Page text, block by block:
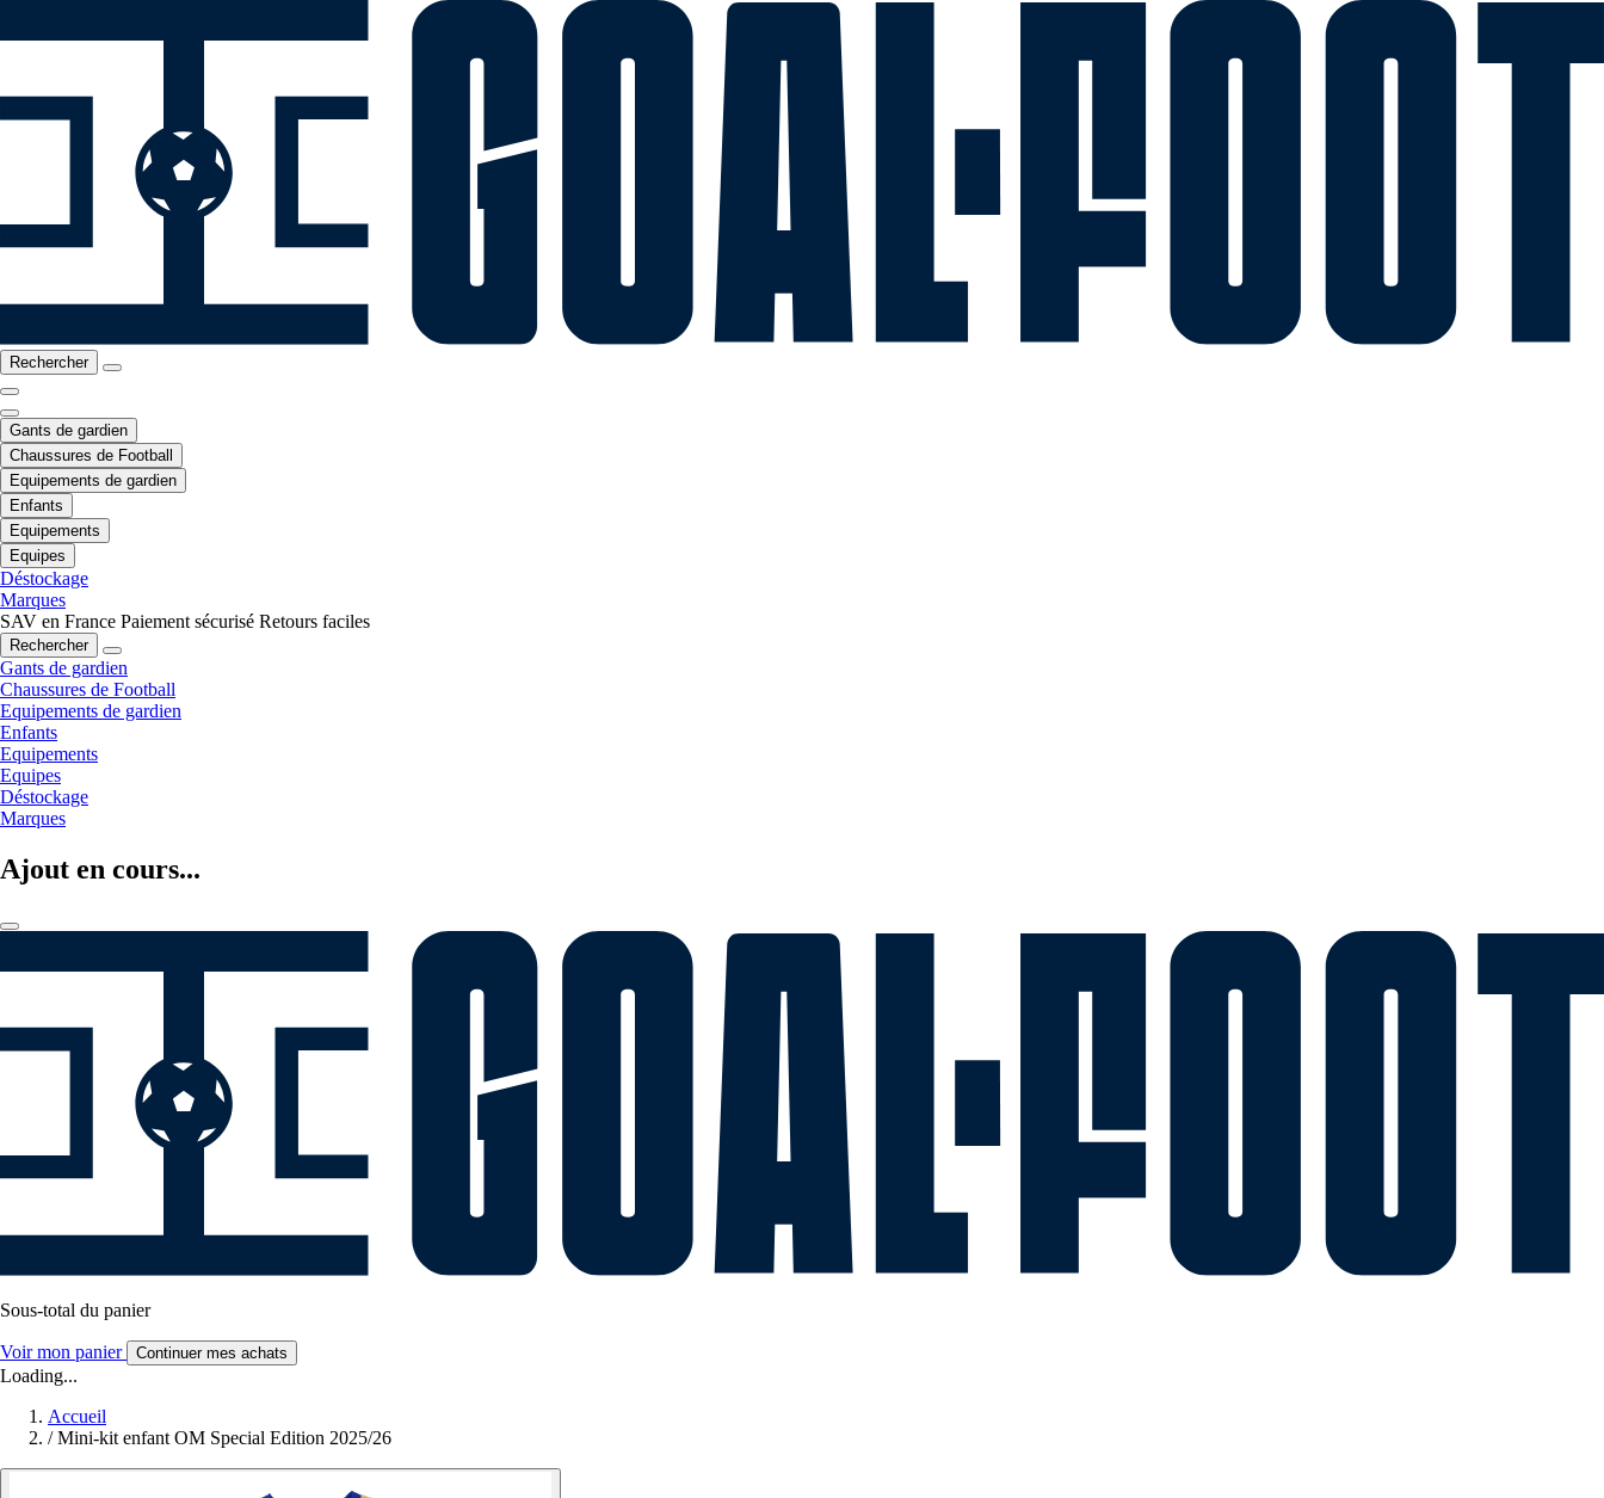
Rechercher
Gants de gardien
Chaussures de Football
Equipements de gardien
Enfants
Equipements
Equipes
Déstockage
Marques
SAV en France Paiement sécurisé Retours faciles
Rechercher
Gants de gardien
Chaussures de Football
Equipements de gardien
Enfants
Equipements
Equipes
Déstockage
Marques
Ajout en cours...
Sous-total du panier
Voir mon panier Continuer mes achats
Loading...
Accueil
/ Mini-kit enfant OM Special Edition 2025/26